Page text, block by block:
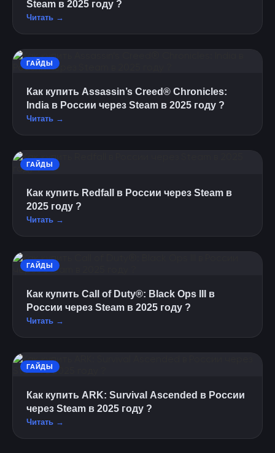
Steam в 2025 году ?
Читать →
ГАЙДЫ
Как купить Assassin’s Creed® Chronicles:
India в России через Steam в 2025 году ?
Читать →
ГАЙДЫ
Как купить Redfall в России через Steam в
2025 году ?
Читать →
ГАЙДЫ
Как купить Call of Duty®: Black Ops III в
России через Steam в 2025 году ?
Читать →
ГАЙДЫ
Как купить ARK: Survival Ascended в России
через Steam в 2025 году ?
Читать →